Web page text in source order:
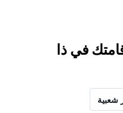
في ذا
شعبية